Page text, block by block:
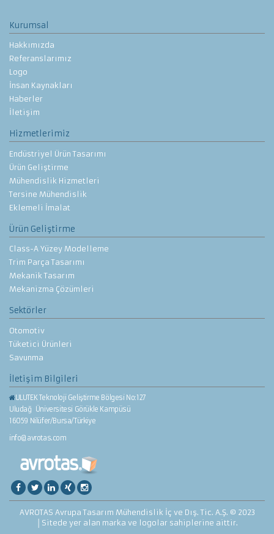
Kurumsal
Hakkımızda
Referanslarımız
Logo
İnsan Kaynakları
Haberler
İletişim
Hizmetlerimiz
Endüstriyel Ürün Tasarımı
Ürün Geliştirme
Mühendislik Hizmetleri
Tersine Mühendislik
Eklemeli İmalat
Ürün Geliştirme
Class-A Yüzey Modelleme
Trim Parça Tasarımı
Mekanik Tasarım
Mekanizma Çözümleri
Sektörler
Otomotiv
Tüketici Ürünleri
Savunma
İletişim Bilgileri
ULUTEK Teknoloji Geliştirme Bölgesi No:127
Uludağ Üniversitesi Görükle Kampüsü
16059 Nilüfer/Bursa/Türkiye
info@avrotas.com
AVROTAS Avrupa Tasarım Mühendislik İç ve Dış. Tic. A.Ş. © 2023
│Sitede yer alan marka ve logolar sahiplerine aittir.